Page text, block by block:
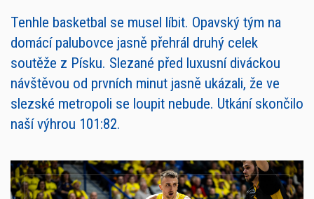
Tenhle basketbal se musel líbit. Opavský tým na
domácí palubovce jasně přehrál druhý celek
soutěže z Písku. Slezané před luxusní diváckou
návštěvou od prvních minut jasně ukázali, že ve
slezské metropoli se loupit nebude. Utkání skončilo
naší výhrou 101:82.